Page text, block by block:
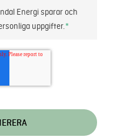
Energi sparar och
uppgifter.*